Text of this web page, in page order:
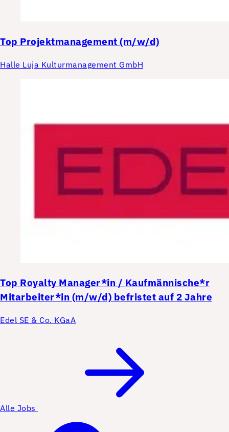
Top Projektmanagement (m/w/d)
Halle Luja Kulturmanagement GmbH
Top Royalty Manager*in / Kaufmännische*r
Mitarbeiter*in (m/w/d) befristet auf 2 Jahre
Edel SE & Co. KGaA
Alle Jobs